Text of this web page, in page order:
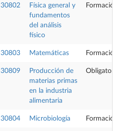
30802
Física general y
fundamentos
del análisis
físico
Formación
30803 Matemáticas Formación
30809
Producción de
materias primas
en la industria
alimentaria
Obligatoria
30804 Microbiología Formación